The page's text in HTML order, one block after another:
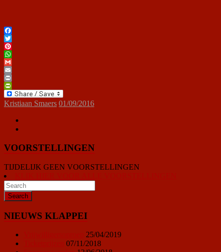
Facebook
Twitter
Pinterest
WhatsApp
Gmail
Email
Print
PrintFriendly
Kristiaan Smaers 01/09/2016
VOORSTELLINGEN
TIJDELIJK GEEN VOORSTELLINGEN
NIEUWS KLAPPEI
25/04/2019
07/11/2018